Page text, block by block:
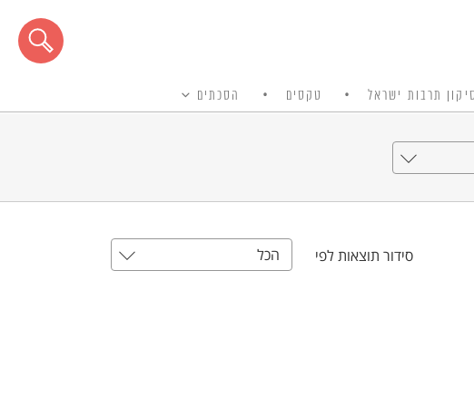
תרבות ישראל טקסים הסכתים
סידור תוצאות לפי הכל